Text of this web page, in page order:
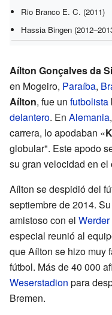
Rio Branco E. C. (2011)
Hassia Bingen
Aílton Gonçalves da
en Mogeiro, Paraíba,
Aílton, fue un futbolista
delantero. En Alemania
carrera, lo apodaban «
globular". Este apodo
su gran velocidad en el
Aílton se despidió del
septiembre de 2014.
amistoso con el
especial reunió al
que Aílton se hizo muy
fútbol. Más de 40 000
Weserstadion para
Bremen.